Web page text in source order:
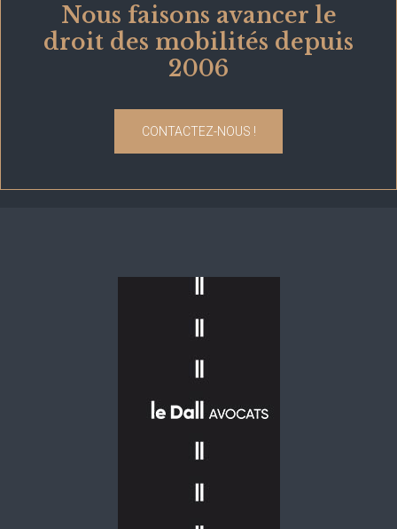
Nous faisons avancer le
droit des mobilités depuis
2006
CONTACTEZ-NOUS !